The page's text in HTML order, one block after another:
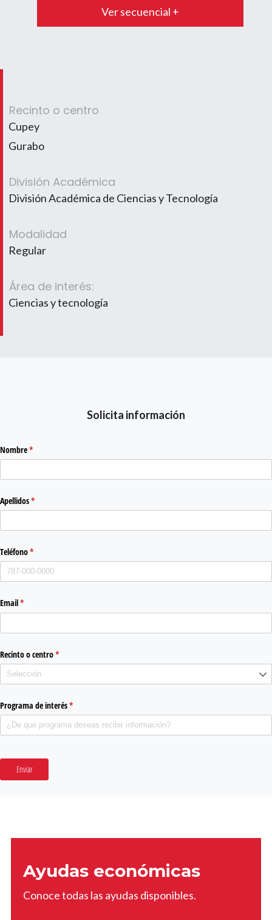
Ver secuencial +
Recinto o centro
Cupey
Gurabo
División Académica
División Académica de Ciencias y Tecnología
Modalidad
Regular
Área de interés:
Ciencias y tecnología
Solicita información
Nombre*
(required)
Apellidos*
(required)
Teléfono*
(required)
Email*
(required)
Recinto o centro*
(required)
Programa de interés*
(required)
Enviar
Ayudas económicas
Conoce todas las ayudas disponibles.